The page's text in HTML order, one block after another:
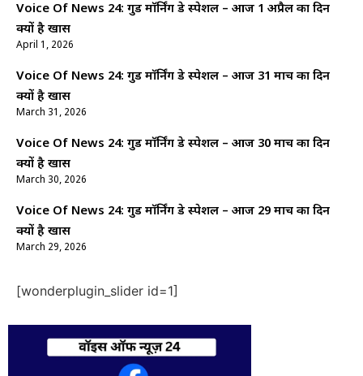
Voice Of News 24: गुड माॅर्निंग डे स्पेशल – आज 1 अप्रैल का दिन
क्यों है खास
April 1, 2026
Voice Of News 24: गुड माॅर्निंग डे स्पेशल – आज 31 मार्च का दिन
क्यों है खास
March 31, 2026
Voice Of News 24: गुड माॅर्निंग डे स्पेशल – आज 30 मार्च का दिन
क्यों है खास
March 30, 2026
Voice Of News 24: गुड माॅर्निंग डे स्पेशल – आज 29 मार्च का दिन
क्यों है खास
March 29, 2026
[wonderplugin_slider id=1]